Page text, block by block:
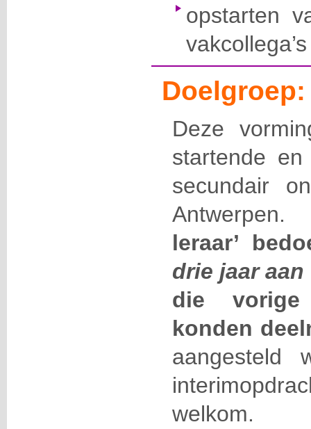
opstarten
vakcollega’s
Doelgroep:
Deze
startende
secundair
leraar’
drie jaar aan
die vorige
konden
aangesteld
welkom.